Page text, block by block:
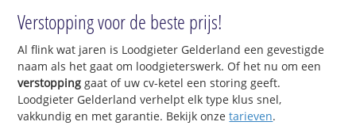
Verstopping voor de beste prijs!
Al flink wat jaren is Loodgieter Gelderland een gevestigde
naam als het gaat om loodgieterswerk. Of het nu om een
verstopping gaat of uw cv-ketel een storing geeft.
Loodgieter Gelderland verhelpt elk type klus snel,
vakkundig en met garantie. Bekijk onzetarieven.